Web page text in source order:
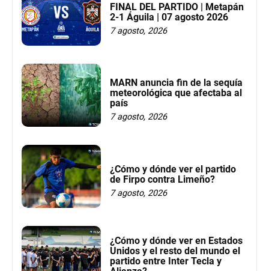
FINAL DEL PARTIDO | Metapán
2-1 Águila | 07 agosto 2026
7 agosto, 2026
MARN anuncia fin de la sequía
meteorológica que afectaba al
país
7 agosto, 2026
¿Cómo y dónde ver el partido
de Firpo contra Limeño?
7 agosto, 2026
¿Cómo y dónde ver en Estados
Unidos y el resto del mundo el
partido entre Inter Tecla y